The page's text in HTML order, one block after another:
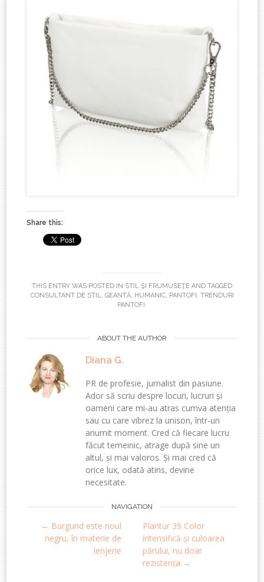
Share this:
THIS ENTRY WAS POSTED IN STIL ŞI FRUMUSEŢE AND TAGGED
CONSULTANT DE STIL, GEANTĂ, HUMANIC, PANTOFI , TRENDURI
PANTOFI .
ABOUT THE AUTHOR
Diana G.
PR de profesie, jurnalist din pasiune.
Ador să scriu despre locuri, lucruri și
oameni care mi-au atras cumva atenția
sau cu care vibrez la unison, într-un
anumit moment. Cred că fiecare lucru
făcut temeinic, atrage după sine un
altul, și mai valoros. Și mai cred că
orice lux, odată atins, devine
necesitate.
navigation
NAVIGATION
← Burgund este noul
negru, în materie de
lenjerie
Plantur 39 Color
intensifică și culoarea
părului, nu doar
rezistența →